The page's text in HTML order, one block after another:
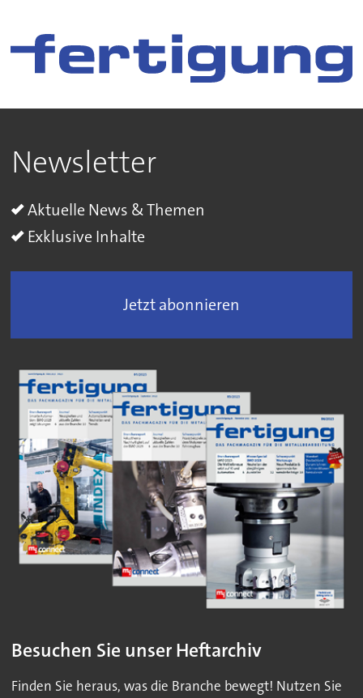
Newsletter
Aktuelle News & Themen
Exklusive Inhalte
Jetzt abonnieren
Besuchen Sie unser Heftarchiv
Finden Sie heraus, was die Branche bewegt! Nutzen Sie